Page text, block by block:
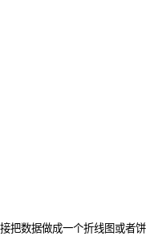
把数据做成一个折线图或